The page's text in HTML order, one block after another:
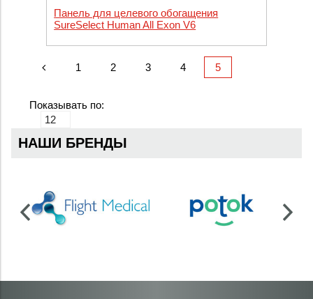
Панель для целевого обогащения
SureSelect Human All Exon V6
1 2 3 4 5
Показывать по:
НАШИ БРЕНДЫ